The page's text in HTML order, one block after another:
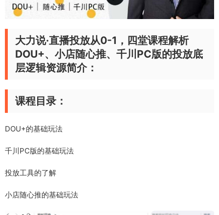
大力说·直播投放从0-1，四堂课程解析
DOU+、小店随心推、千川PC版的投放底
层逻辑资源简介：
课程目录：
DOU+的基础玩法
千川PC版的基础玩法
投放工具的了解
小店随心推的基础玩法